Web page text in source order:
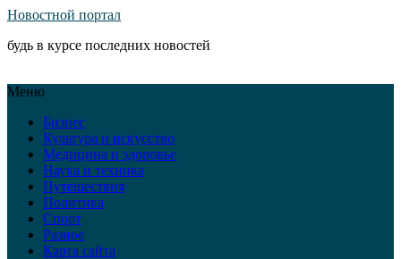
Новостной портал
будь в курсе последних новостей
Меню
Бизнес
Культура и искусство
Медицина и здоровье
Наука и техника
Путешествия
Политика
Спорт
Разное
Карта сайта